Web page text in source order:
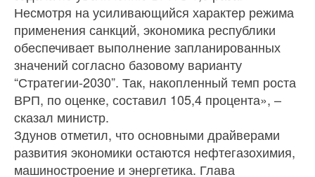
Несмотря на усиливающийся характер режима
применения санкций, экономика республики
обеспечивает выполнение запланированных
значений согласно базовому варианту
“Стратегии-2030”. Так, накопленный темп роста
ВРП, по оценке, составил 105,4 процента», –
сказал министр.
Здунов отметил, что основными драйверами
развития экономики остаются нефтегазохимия,
машиностроение и энергетика. Глава